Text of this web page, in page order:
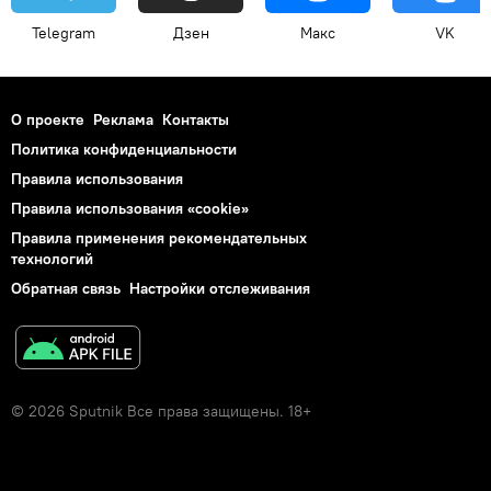
Telegram Дзен Макс VK
О проекте Реклама Контакты
Политика конфиденциальности
Правила использования
Правила использования «cookie»
Правила применения рекомендательных
технологий
Обратная связь Настройки отслеживания
© 2026 Sputnik Все права защищены. 18+